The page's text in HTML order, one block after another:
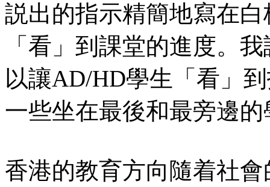
説出的指示精簡地寫在
「看」到課堂的進度。
以讓AD/HD學生「看」
一些坐在最後和最旁邊
香港的教育方向隨着社